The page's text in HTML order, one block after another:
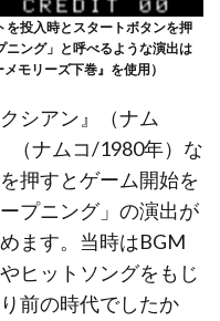
を投入時とスタートボタンを押
ニング」と呼べるような演出は
モリーズ下巻』を使用）
シアン』（ナム
（ナムコ/1980年）な
押すとゲーム開始を
プニング」の演出が
ます。当時はBGM
ヒットソングをもじ
前の時代でしたか